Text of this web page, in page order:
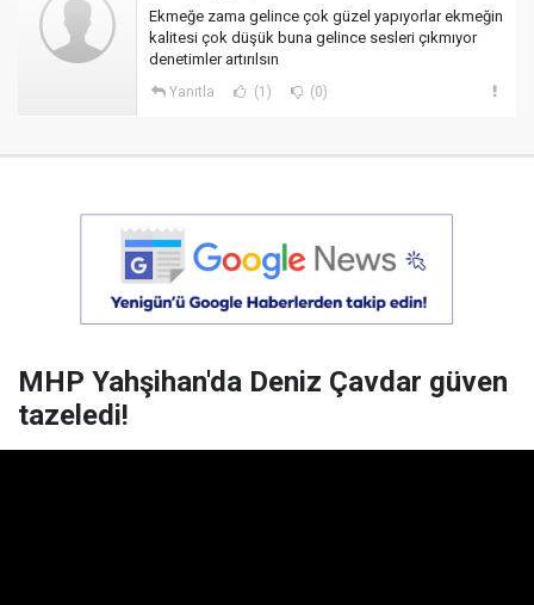
Ekmeğe zama gelince çok güzel yapıyorlar ekmeğin
kalitesi çok düşük buna gelince sesleri çıkmıyor
denetimler artırılsın
Yanıtla (1) (0)
MHP Yahşihan'da Deniz Çavdar güven
tazeledi!